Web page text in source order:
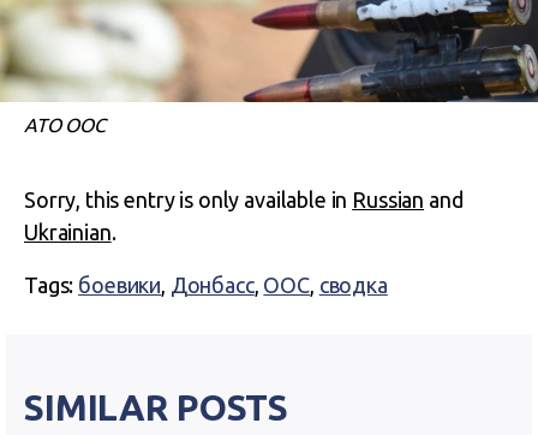
АТО ООС
Sorry, this entry is only available in Russian and
Ukrainian.
Tags: боевики, Донбасс, ООС, сводка
SIMILAR POSTS